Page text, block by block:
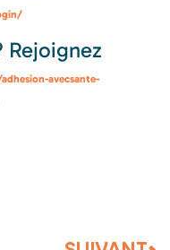
Rejoignez
avecsante-